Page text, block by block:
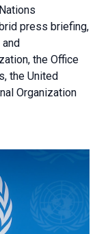
press briefing,
the Office
the United
Organization